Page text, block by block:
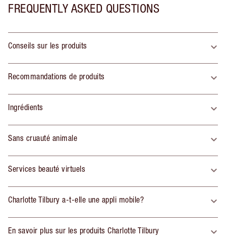
FREQUENTLY ASKED QUESTIONS
Conseils sur les produits
Recommandations de produits
Ingrédients
Sans cruauté animale
Services beauté virtuels
Charlotte Tilbury a-t-elle une appli mobile?
En savoir plus sur les produits Charlotte Tilbury